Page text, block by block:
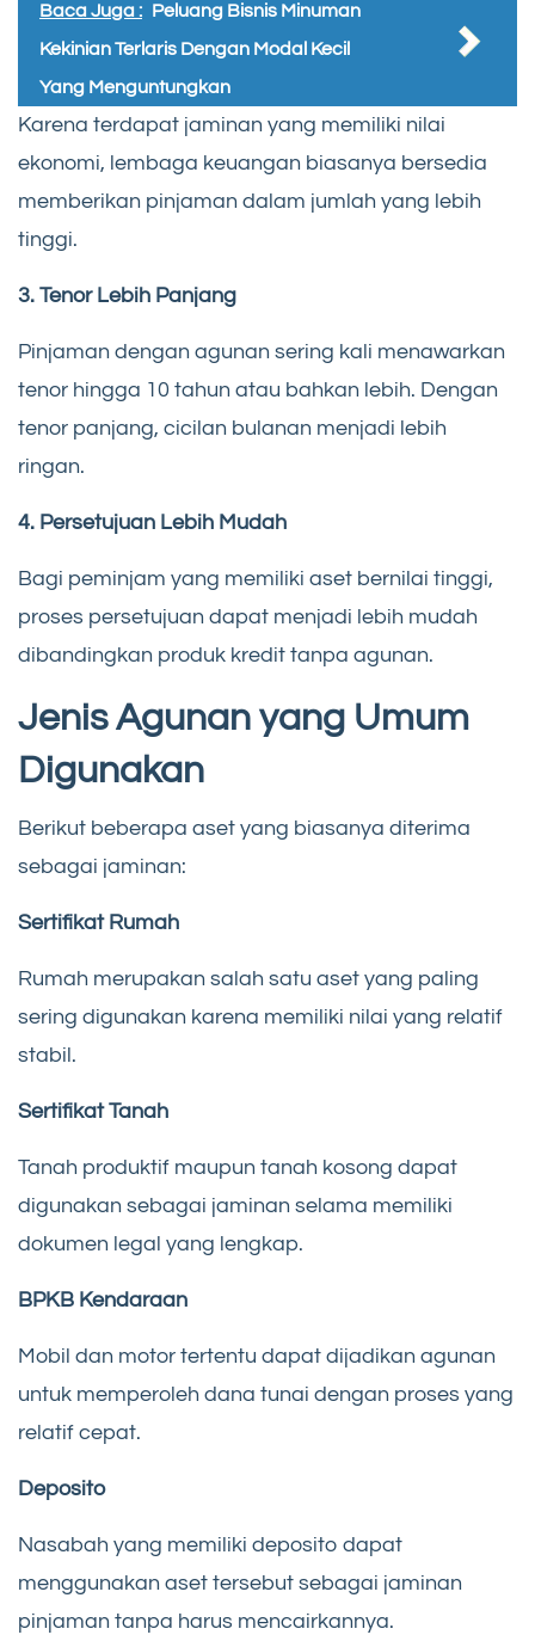
Baca Juga : Peluang Bisnis Minuman
Kekinian Terlaris Dengan Modal Kecil
Yang Menguntungkan
Karena terdapat jaminan yang memiliki nilai
ekonomi, lembaga keuangan biasanya bersedia
memberikan pinjaman dalam jumlah yang lebih
tinggi.
3. Tenor Lebih Panjang
Pinjaman dengan agunan sering kali menawarkan
tenor hingga 10 tahun atau bahkan lebih. Dengan
tenor panjang, cicilan bulanan menjadi lebih
ringan.
4. Persetujuan Lebih Mudah
Bagi peminjam yang memiliki aset bernilai tinggi,
proses persetujuan dapat menjadi lebih mudah
dibandingkan produk kredit tanpa agunan.
Jenis Agunan yang Umum
Digunakan
Berikut beberapa aset yang biasanya diterima
sebagai jaminan:
Sertifikat Rumah
Rumah merupakan salah satu aset yang paling
sering digunakan karena memiliki nilai yang relatif
stabil.
Sertifikat Tanah
Tanah produktif maupun tanah kosong dapat
digunakan sebagai jaminan selama memiliki
dokumen legal yang lengkap.
BPKB Kendaraan
Mobil dan motor tertentu dapat dijadikan agunan
untuk memperoleh dana tunai dengan proses yang
relatif cepat.
Deposito
Nasabah yang memiliki deposito dapat
menggunakan aset tersebut sebagai jaminan
pinjaman tanpa harus mencairkannya.